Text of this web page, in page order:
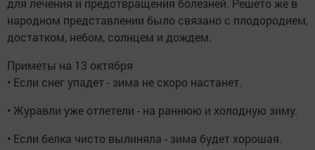
для лечения и предотвращения болезней. Решето же в
народном представлении было связано с плодородием,
достатком, небом, солнцем и дождем.
Приметы на 13 октября
• Если снег упадет - зима не скоро настанет.
• Журавли уже отлетели - на раннюю и холодную зиму.
• Если белка чисто вылиняла - зима будет хорошая.